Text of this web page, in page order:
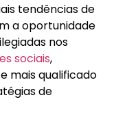
tendências de
a oportunidade
nos
sociais,
mais qualificado
de